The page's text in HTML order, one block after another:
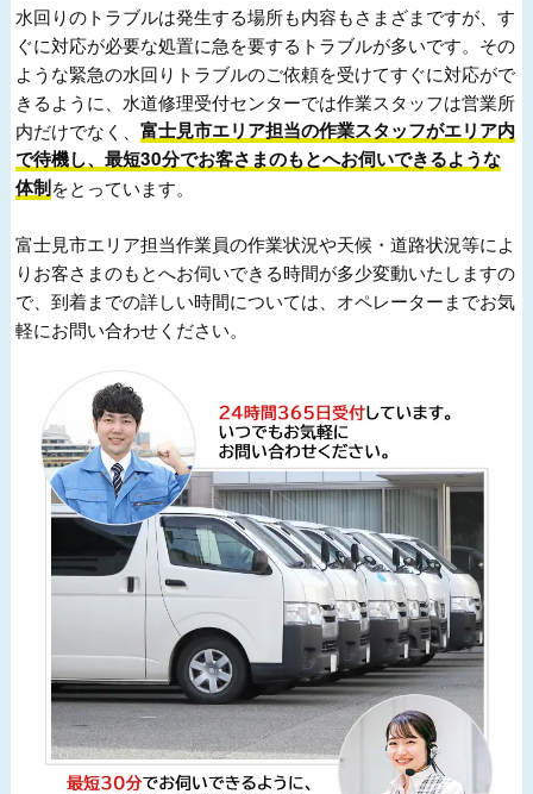
水回りのトラブルは発生する場所も内容もさまざまですが、す
ぐに対応が必要な処置に急を要するトラブルが多いです。その
ような緊急の水回りトラブルのご依頼を受けてすぐに対応がで
きるように、水道修理受付センターでは作業スタッフは営業所
内だけでなく、富士見市エリア担当の作業スタッフがエリア内
で待機し、最短30分でお客さまのもとへお伺いできるような
体制をとっています。
富士見市エリア担当作業員の作業状況や天候・道路状況等によ
りお客さまのもとへお伺いできる時間が多少変動いたしますの
で、到着までの詳しい時間については、オペレーターまでお気
軽にお問い合わせください。